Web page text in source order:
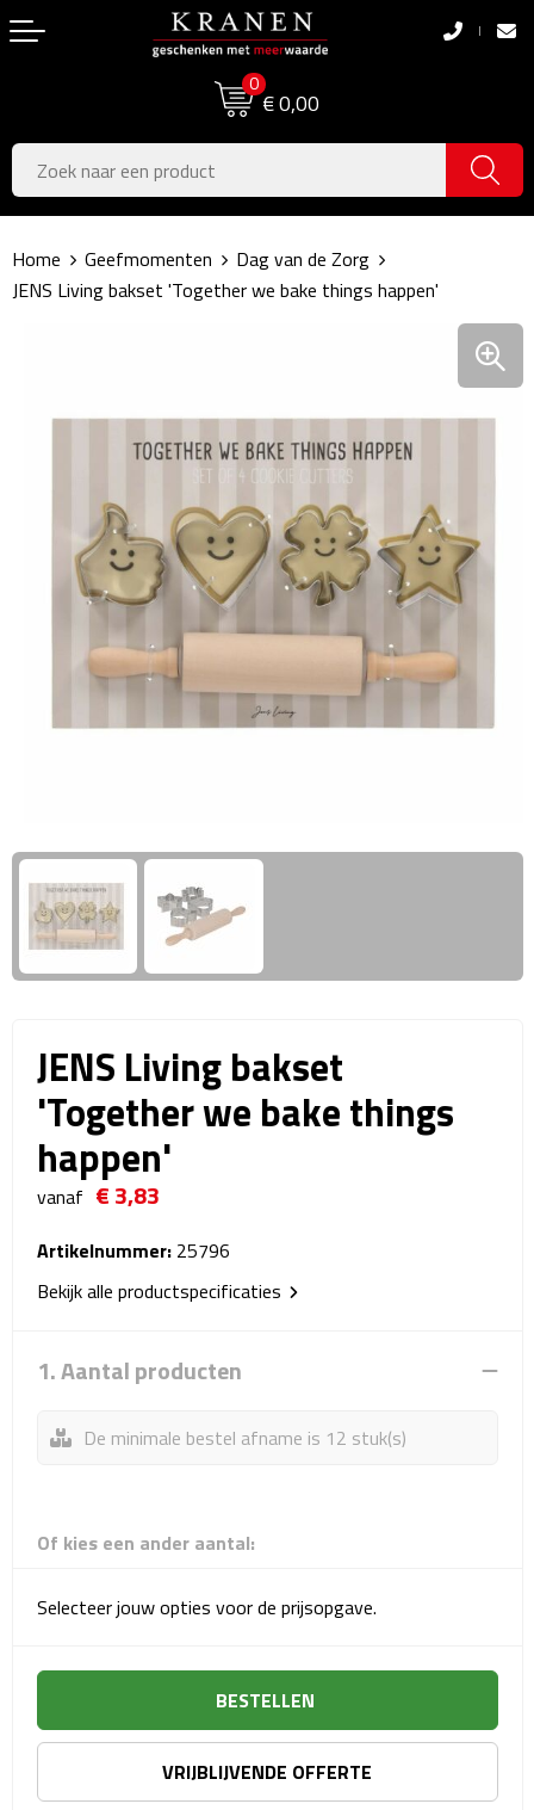
0
€ 0,00
Boodschappentassen
Boodschappentassen
Jute tassen
Katoenen draagtassen
Schoudertassen
Zakelijke Tassen
Business trolleys
Documententassen
Kledingtassen
Laptophoezen & -tassen
Reistassen & Trolleys
Reistassen
Trolleys
Reistassensets
Weekendtassen
Duffeltassen
Autotassen
Rugzakken
Rugzakken
Promo rugzakjes
Sport- & Recreatietassen
Sporttassen
Schoenentassen
Fietstassen
Pasen
Koningsdag
Zomer
Kerstpakketten
Geboorte- & Kraamcadeau's
Giftcards
Wellness Giftsets
Home Geefmomenten
Dag van de Zorg
JENS Living bakset 'Together we bake things happen'
JENS Living bakset
'Together we bake things
happen'
vanaf € 3,83
Artikelnummer: 25796
Bekijk alle productspecificaties
1. Aantal producten
De minimale bestel afname is 12 stuk(s)
Of kies een ander aantal:
Selecteer jouw opties voor de prijsopgave.
BESTELLEN
VRIJBLIJVENDE OFFERTE